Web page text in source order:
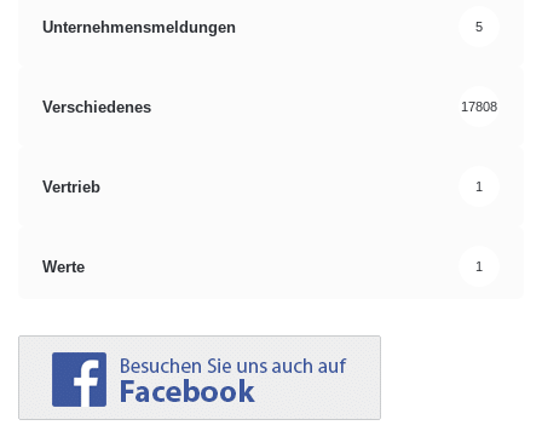
Unternehmensmeldungen 5
Verschiedenes 17808
Vertrieb 1
Werte 1